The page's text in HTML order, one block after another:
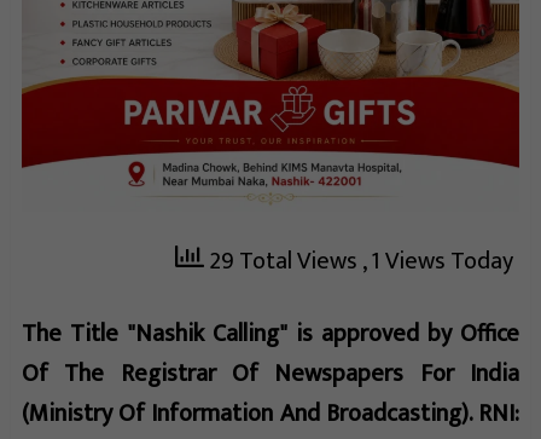
29 Total Views, 1 Views Today
The Title "Nashik Calling" is approved by Office
Of The Registrar Of Newspapers For India
(Ministry Of Information And Broadcasting). RNI: